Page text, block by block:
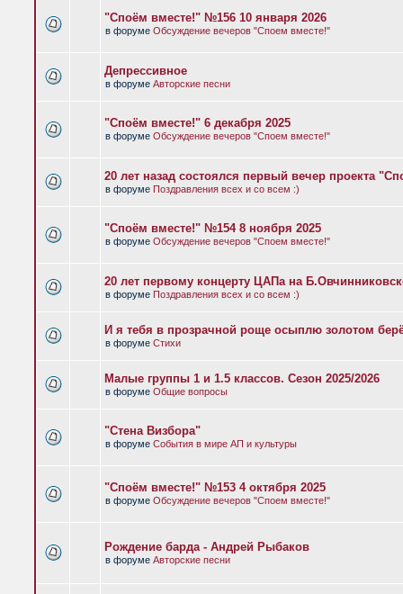
"Споём вместе!" №156 10 января 2026
в форуме Обсуждение вечеров "Споем вместе!"
Депрессивное
в форуме Авторские песни
"Споём вместе!" 6 декабря 2025
в форуме Обсуждение вечеров "Споем вместе!"
20 лет назад состоялся первый вечер проекта
в форуме Поздравления всех и со всем :)
"Споём вместе!" №154 8 ноября 2025
в форуме Обсуждение вечеров "Споем вместе!"
20 лет первому концерту ЦАПа на
в форуме Поздравления всех и со всем :)
И я тебя в прозрачной роще осыплю золотом
в форуме Стихи
Малые группы 1 и 1.5 классов. Сезон 2025/2026
в форуме Общие вопросы
"Стена Визбора"
в форуме События в мире АП и культуры
"Споём вместе!" №153 4 октября 2025
в форуме Обсуждение вечеров "Споем вместе!"
Рождение барда - Андрей Рыбаков
в форуме Авторские песни